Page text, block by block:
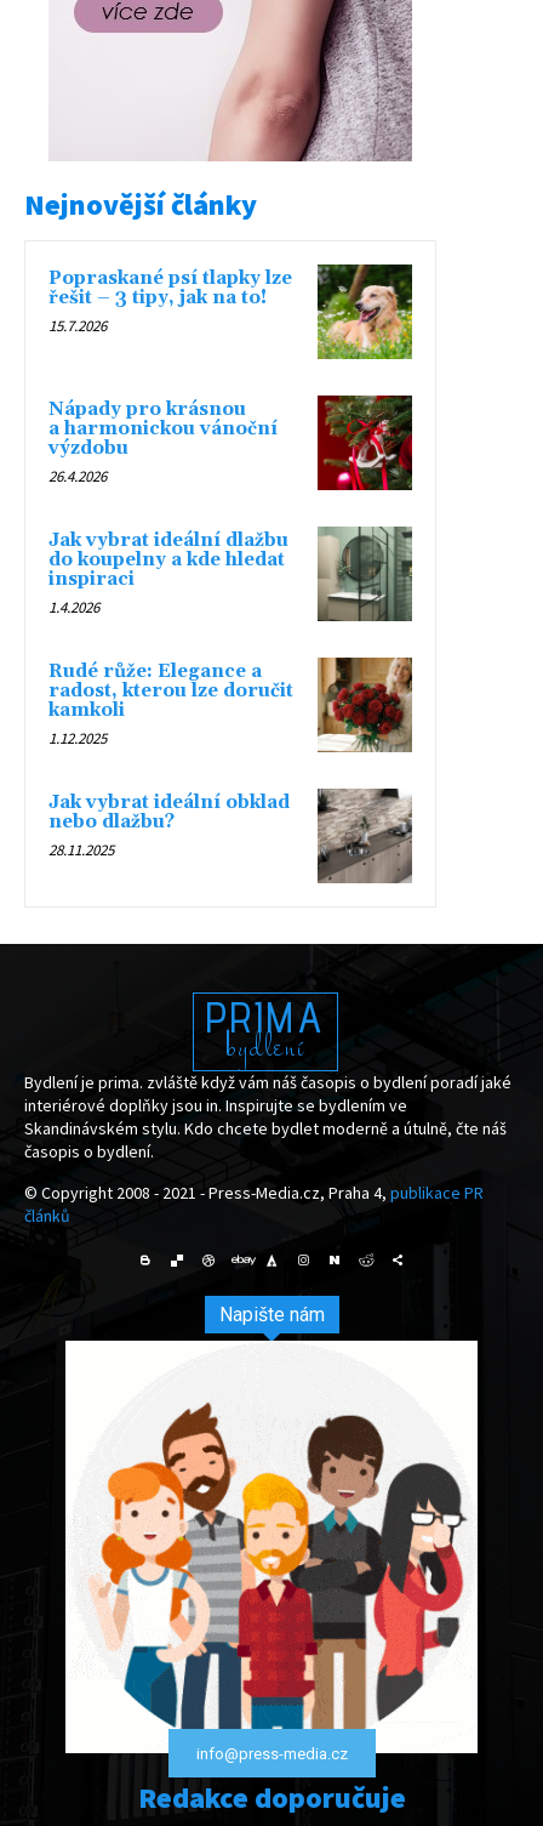
Nejnovější články
Popraskané psí tlapky lze
řešit – 3 tipy, jak na to!
15.7.2026
Nápady pro krásnou
a harmonickou vánoční
výzdobu
26.4.2026
Jak vybrat ideální dlažbu
do koupelny a kde hledat
inspiraci
1.4.2026
Rudé růže: Elegance a
radost, kterou lze doručit
kamkoli
1.12.2025
Jak vybrat ideální obklad
nebo dlažbu?
28.11.2025
PRIMA
bydlení
Bydlení je prima. zvláště když vám náš časopis o bydlení poradí jaké
interiérové doplňky jsou in. Inspirujte se bydlením ve
Skandinávském stylu. Kdo chcete bydlet moderně a útulně, čte náš
časopis o bydlení.
© Copyright 2008 - 2021 - Press-Media.cz, Praha 4, publikace PR
článků
Napište nám
info@press-media.cz
Redakce doporučuje